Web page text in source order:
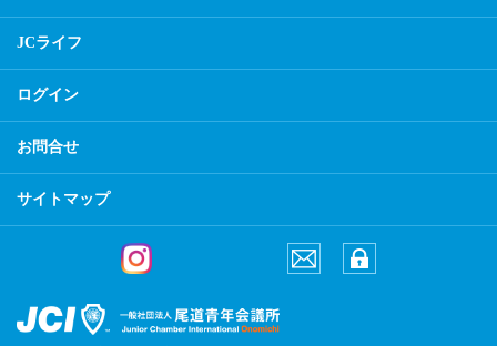
JCライフ
ログイン
お問合せ
サイトマップ